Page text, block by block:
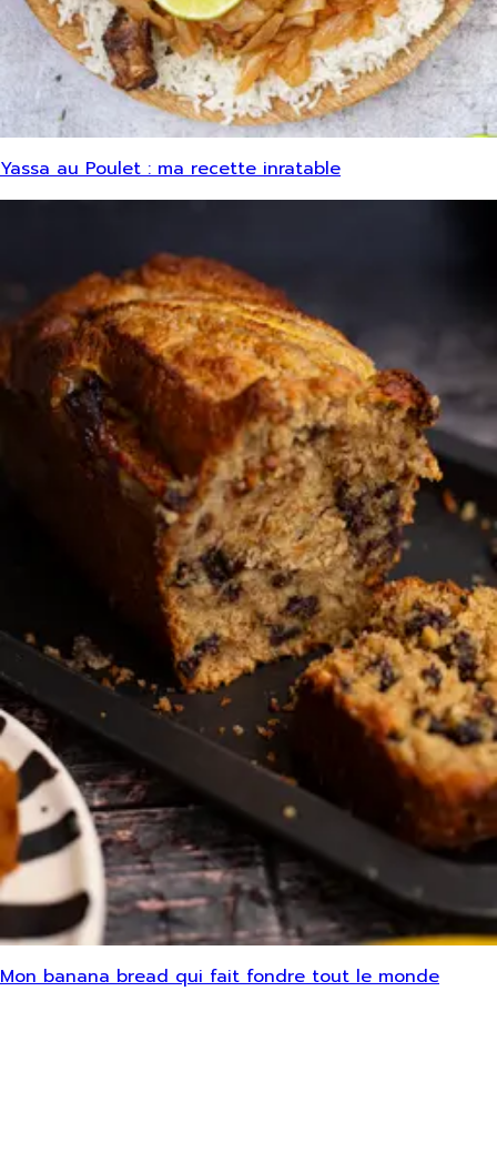
Yassa au Poulet : ma recette inratable
Mon banana bread qui fait fondre tout le monde